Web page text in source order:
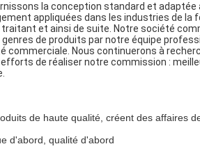
la conception standard et
appliquées dans les industries de la
et ainsi de suite. Notre société
de produits par notre équipe
Nous continuerons à
de réaliser notre commission :
de haute qualité, créent des affaires
d'abord, qualité d'abord